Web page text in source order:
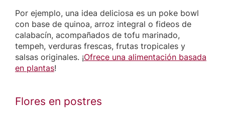
Por ejemplo, una idea deliciosa es un poke bowl
con base de quinoa, arroz integral o fideos de
calabacín, acompañados de tofu marinado,
tempeh, verduras frescas, frutas tropicales y
salsas originales. ¡Ofrece una alimentación basada
en plantas!
Flores en postres